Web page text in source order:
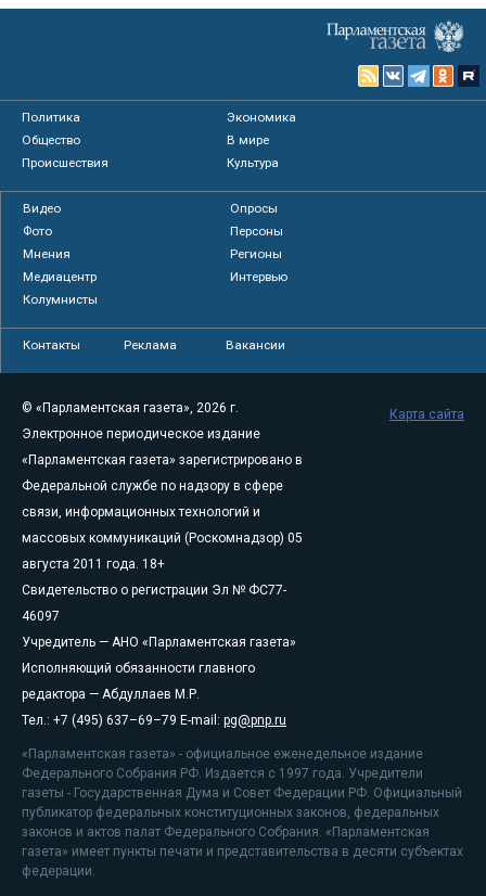
Политика
Экономика
Общество
В мире
Происшествия
Культура
Видео
Опросы
Фото
Персоны
Мнения
Регионы
Медиацентр
Интервью
Колумнисты
Контакты Реклама Вакансии
© «Парламентская газета», 2026 г.
Электронное периодическое издание
«Парламентская газета» зарегистрировано в
Федеральной службе по надзору в сфере
связи, информационных технологий и
массовых коммуникаций (Роскомнадзор) 05
августа 2011 года. 18+
Свидетельство о регистрации Эл № ФС77-
46097
Учредитель — АНО «Парламентская газета»
Исполняющий обязанности главного
редактора — Абдуллаев М.Р.
Тел.: +7 (495) 637–69–79 E-mail: pg@pnp.ru
«Парламентская газета» - официальное еженедельное издание
Федерального Собрания РФ. Издается с 1997 года. Учредители
газеты - Государственная Дума и Совет Федерации РФ. Официальный
публикатор федеральных конституционных законов, федеральных
законов и актов палат Федерального Собрания. «Парламентская
газета» имеет пункты печати и представительства в десяти субъектах
федерации.
Карта сайта